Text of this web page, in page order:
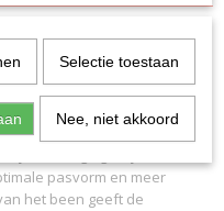
uitgerust met de Basic Tight
een strakke, elastische
voor ondersteuning
stof en een strakke
pasvorm en meer
het been geeft de
Selectie toestaan
Nee, niet akkoord